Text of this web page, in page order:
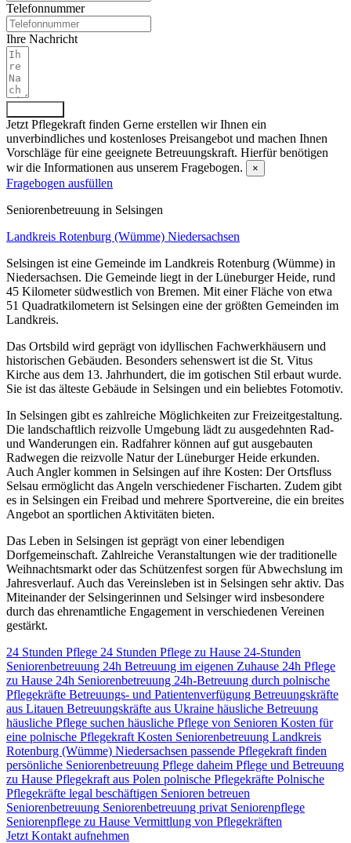
Telefonnummer
Ihre Nachricht
Jetzt Pflegekraft finden Gerne erstellen wir Ihnen ein
unverbindliches und kostenloses Preisangebot und machen Ihnen
Vorschläge für eine geeignete Betreuungskraft. Hierfür benötigen
wir die Informationen aus unserem Fragebogen.
×
Fragebogen ausfüllen
Senioren­betreuung in Selsingen
Landkreis Rotenburg (Wümme) Niedersachsen
Selsingen ist eine Gemeinde im Landkreis Rotenburg (Wümme) in
Niedersachsen. Die Gemeinde liegt in der Lüneburger Heide, rund
45 Kilometer südwestlich von Bremen. Mit einer Fläche von etwa
51 Quadratkilometern ist Selsingen eine der größten Gemeinden im
Landkreis.
Das Ortsbild wird geprägt von idyllischen Fachwerkhäusern und
historischen Gebäuden. Besonders sehenswert ist die St. Vitus
Kirche aus dem 13. Jahrhundert, die im gotischen Stil erbaut wurde.
Sie ist das älteste Gebäude in Selsingen und ein beliebtes Fotomotiv.
In Selsingen gibt es zahlreiche Möglichkeiten zur Freizeitgestaltung.
Die landschaftlich reizvolle Umgebung lädt zu ausgedehnten Rad-
und Wanderungen ein. Radfahrer können auf gut ausgebauten
Radwegen die reizvolle Natur der Lüneburger Heide erkunden.
Auch Angler kommen in Selsingen auf ihre Kosten: Der Ortsfluss
Selsau ermöglicht das Angeln verschiedener Fischarten. Zudem gibt
es in Selsingen ein Freibad und mehrere Sportvereine, die ein breites
Angebot an sportlichen Aktivitäten bieten.
Das Leben in Selsingen ist geprägt von einer lebendigen
Dorfgemeinschaft. Zahlreiche Veranstaltungen wie der traditionelle
Weihnachtsmarkt oder das Schützenfest sorgen für Abwechslung im
Jahresverlauf. Auch das Vereinsleben ist in Selsingen sehr aktiv. Das
Miteinander der Selsingerinnen und Selsinger wird insbesondere
durch das ehrenamtliche Engagement in verschiedenen Vereinen
gestärkt.
24 Stunden Pflege 24 Stunden Pflege zu Hause 24-Stunden
Seniorenbetreuung 24h Betreuung im eigenen Zuhause 24h Pflege
zu Hause 24h Seniorenbetreuung 24h-Betreuung durch polnische
Pflegekräfte Betreuungs- und Patientenverfügung Betreuungskräfte
aus Litauen Betreuungskräfte aus Ukraine häusliche Betreuung
häusliche Pflege suchen häusliche Pflege von Senioren Kosten für
eine polnische Pflegekraft Kosten Seniorenbetreuung Landkreis
Rotenburg (Wümme) Niedersachsen passende Pflegekraft finden
persönliche Seniorenbetreuung Pflege daheim Pflege und Betreuung
zu Hause Pflegekraft aus Polen polnische Pflegekräfte Polnische
Pflegekräfte legal beschäftigen Senioren betreuen
Seniorenbetreuung Seniorenbetreuung privat Seniorenpflege
Seniorenpflege zu Hause Vermittlung von Pflegekräften
Jetzt Kontakt aufnehmen